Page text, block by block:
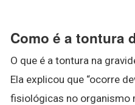
Como é a tontura
O que é a tontura na
Ela explicou que “ocorre
fisiológicas no organismo